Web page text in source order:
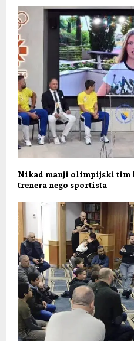
Nikad manji olimpijski tim
trenera nego sportista